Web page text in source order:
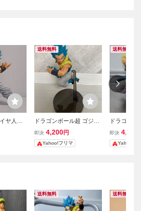
ヤ人ゴ
ジータ
送料無料
ドラゴンボール超 ゴジー
タ ブルー 超サイヤ人ゴッ
ドSS フィギュア
即決 4,200円
Yahoo!フリマ
送料無料
ドラゴン
人 ゴジー
即決 4,800
Yahoo!フ
送料無料 送料無料